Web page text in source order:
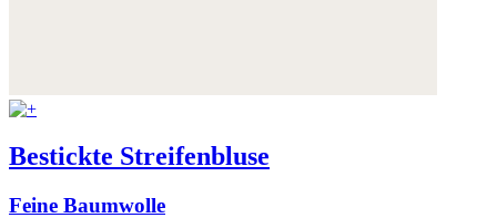
Bestickte Streifenbluse
Feine Baumwolle